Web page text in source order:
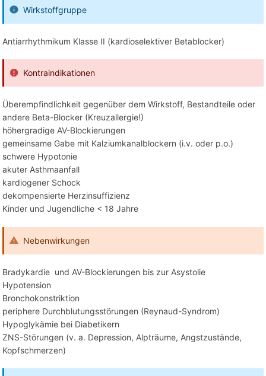
Wirkstoffgruppe
Antiarrhythmikum Klasse II (kardioselektiver Betablocker)
Kontraindikationen
Überempfindlichkeit gegenüber dem Wirkstoff, Bestandteile oder
andere Beta-Blocker (Kreuzallergie!)
höhergradige AV-Blockierungen
gemeinsame Gabe mit Kalziumkanalblockern (i.v. oder p.o.)
schwere Hypotonie
akuter Asthmaanfall
kardiogener Schock
dekompensierte Herzinsuffizienz
Kinder und Jugendliche < 18 Jahre
Nebenwirkungen
Bradykardie und AV-Blockierungen bis zur Asystolie
Hypotension
Bronchokonstriktion
periphere Durchblutungsstörungen (Reynaud-Syndrom)
Hypoglykämie bei Diabetikern
ZNS-Störungen (v. a. Depression, Alpträume, Angstzustände,
Kopfschmerzen)